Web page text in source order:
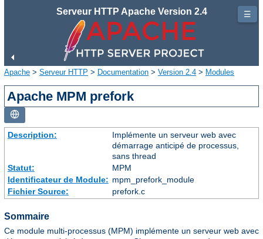
Serveur HTTP Apache Version 2.4
Apache > Serveur HTTP > Documentation > Version 2.4 > Modules
Apache MPM prefork
Description:
Implémente un serveur web avec
démarrage anticipé de processus,
sans thread
Statut:
MPM
Identificateur de Module: mpm_prefork_module
Fichier Source:
prefork.c
Sommaire
Ce module multi-processus (MPM) implémente un serveur web avec
☰